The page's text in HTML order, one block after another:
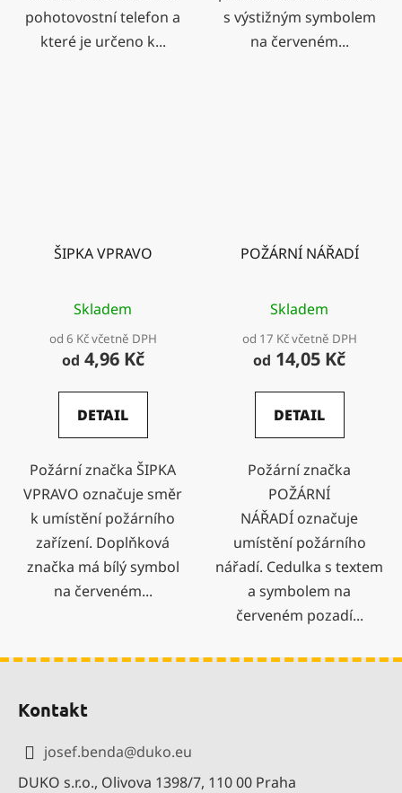
pohotovostní telefon a
které je určeno k...
s výstižným symbolem
na červeném...
ŠIPKA VPRAVO
Skladem
od 6 Kč včetně DPH
od 4,96 Kč
DETAIL
Požární značka ŠIPKA
VPRAVO označuje směr
k umístění požárního
zařízení. Doplňková
značka má bílý symbol
na červeném...
POŽÁRNÍ NÁŘADÍ
Skladem
od 17 Kč včetně DPH
od 14,05 Kč
DETAIL
Požární značka
POŽÁRNÍ
NÁŘADÍ označuje
umístění požárního
nářadí. Cedulka s textem
a symbolem na
červeném pozadí...
Kontakt
josef.benda@duko.eu
DUKO s.r.o., Olivova 1398/7, 110 00 Praha